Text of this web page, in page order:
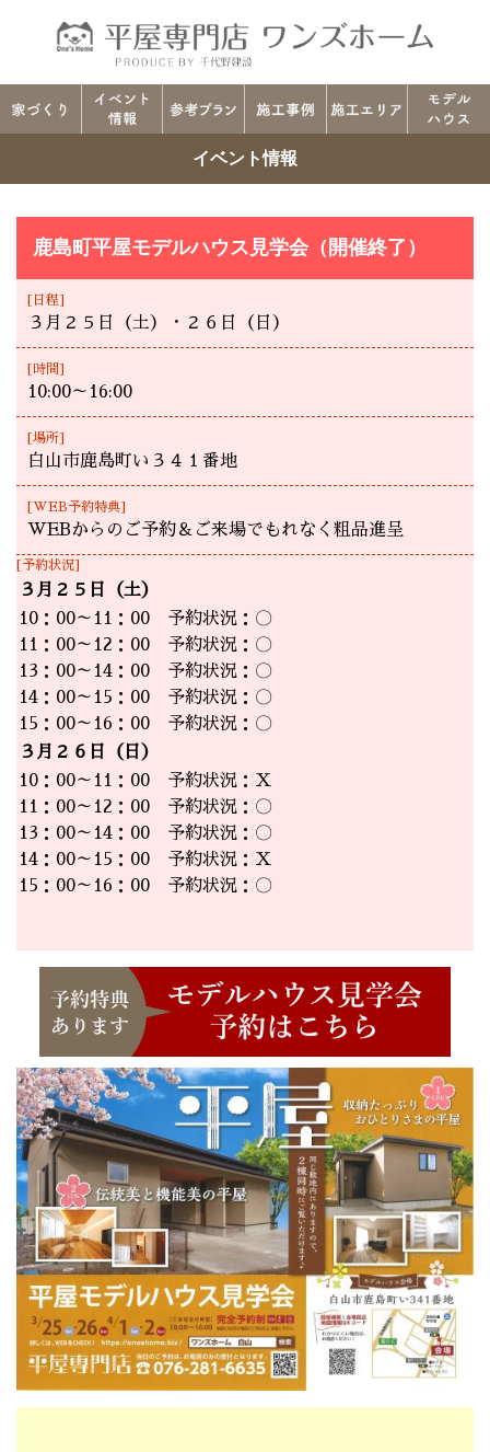
イベント情報
鹿島町平屋モデルハウス見学会（開催終了）
[日程]
３月２５日（土）・２６日（日）
[時間]
10:00～16:00
[場所]
白山市鹿島町い３４１番地
[WEB予約特典]
WEBからのご予約＆ご来場でもれなく粗品進呈
[予約状況]
３月２５日（土）
10：00～11：00 予約状況：〇
11：00～12：00 予約状況：〇
13：00～14：00 予約状況：〇
14：00～15：00 予約状況：〇
15：00～16：00 予約状況：〇
３月２６日（日）
10：00～11：00 予約状況：Ｘ
11：00～12：00 予約状況：〇
13：00～14：00 予約状況：〇
14：00～15：00 予約状況：Ｘ
15：00～16：00 予約状況：〇